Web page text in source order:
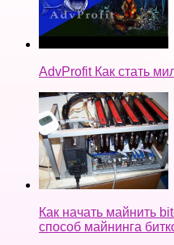
AdvProfit Как стать
Как начать майнить
способ майнинга